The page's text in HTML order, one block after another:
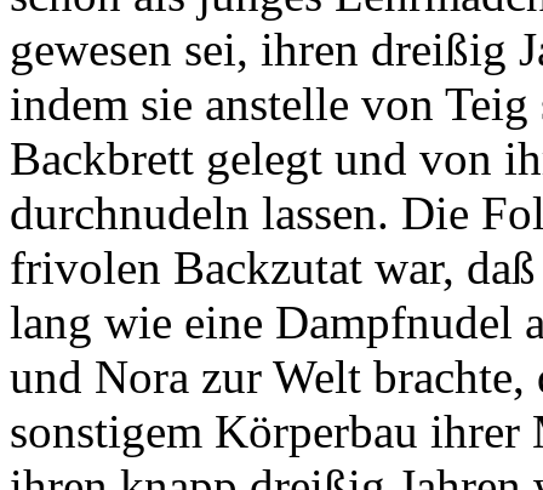
gewesen sei, ihren dreißig
indem sie anstelle von
Backbrett gelegt und von
durchnudeln lassen. Die
frivolen Backzutat war,
lang wie eine Dampfnudel
und Nora zur Welt
sonstigem Körperbau